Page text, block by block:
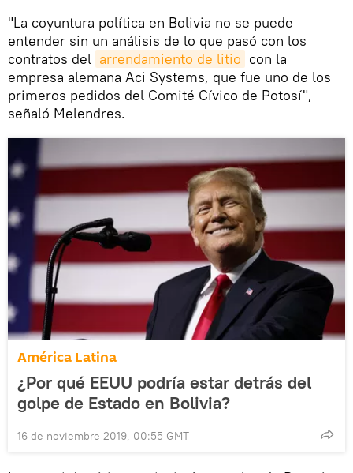
"La coyuntura política en Bolivia no se puede
entender sin un análisis de lo que pasó con los
contratos del arrendamiento de litio con la
empresa alemana Aci Systems, que fue uno de los
primeros pedidos del Comité Cívico de Potosí",
señaló Melendres.
América Latina
¿Por qué EEUU podría estar detrás del
golpe de Estado en Bolivia?
16 de noviembre 2019, 00:55 GMT